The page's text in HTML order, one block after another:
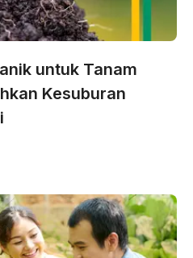
untuk Tanam
Kesuburan